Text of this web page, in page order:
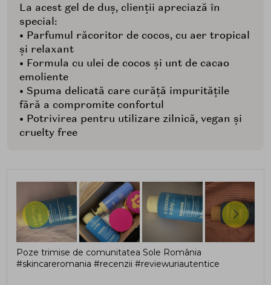
La acest gel de duș, clienții apreciază în
special:
• Parfumul răcoritor de cocos, cu aer tropical
și relaxant
• Formula cu ulei de cocos și unt de cacao
emoliente
• Spuma delicată care curăță impuritățile
fără a compromite confortul
• Potrivirea pentru utilizare zilnică, vegan și
cruelty free
Poze trimise de comunitatea Sole România
#skincareromania #recenzii #reviewuriautentice